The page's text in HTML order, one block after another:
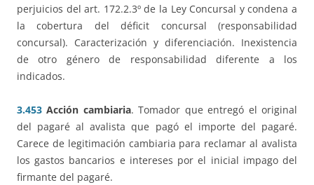
perjuicios del art. 172.2.3º de la Ley Concursal y condena a
la cobertura del déficit concursal (responsabilidad
concursal). Caracterización y diferenciación. Inexistencia
de otro género de responsabilidad diferente a los
indicados.
3.453Acción cambiaria. Tomador que entregó el original
del pagaré al avalista que pagó el importe del pagaré.
Carece de legitimación cambiaria para reclamar al avalista
los gastos bancarios e intereses por el inicial impago del
firmante del pagaré.